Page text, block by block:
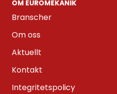
OM EUROMEKANIK
Branscher
Om oss
Aktuellt
Kontakt
Integritetspolicy